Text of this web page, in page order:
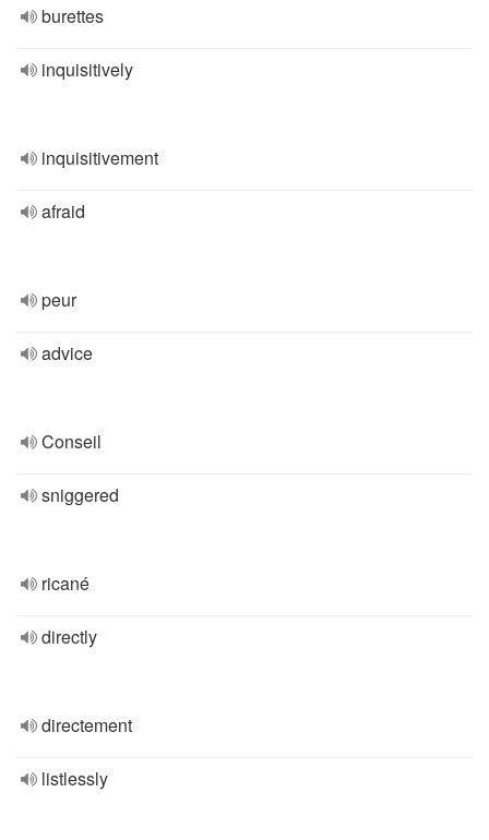
burettes
inquisitively
inquisitivement
afraid
peur
advice
Conseil
sniggered
ricané
directly
directement
listlessly